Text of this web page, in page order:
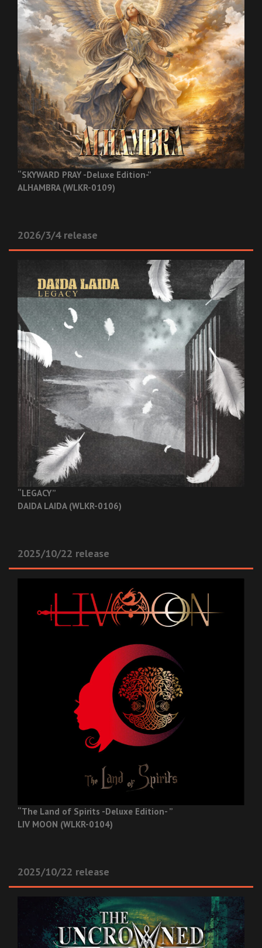
“SKYWARD PRAY -Deluxe Edition-”
ALHAMBRA (WLKR-0109)
2026/3/4 release
“LEGACY”
DAIDA LAIDA (WLKR-0106)
2025/10/22 release
“The Land of Spirits -Deluxe Edition- ”
LIV MOON (WLKR-0104)
2025/10/22 release